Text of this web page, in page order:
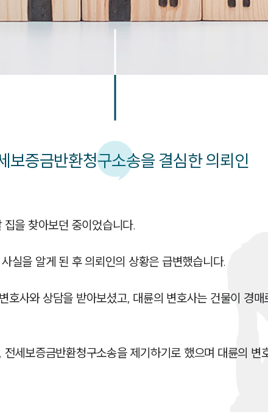
보증금반환청구소송을 결심한 의뢰인
을 찾아보던 중이었습니다.
실을 알게 된 후 의뢰인의 상황은 급변했습니다.
호사와 상담을 받아보셨고, 대륜의 변호사는 건물이 경
세보증금반환청구소송을 제기하기로 했으며 대륜의 변